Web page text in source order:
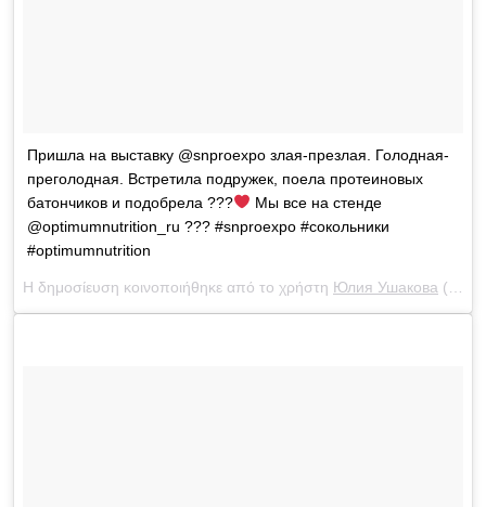
Пришла на выставку @snproexpo злая-презлая. Голодная-
преголодная. Встретила подружек, поела протеиновых
батончиков и подобрела ???
Мы все на стенде
@optimumnutrition_ru ??? #snproexpo #сокольники
#optimumnutrition
Η δημοσίευση κοινοποιήθηκε από το χρήστη Юлия Ушакова (@yulia_ushakova) στις